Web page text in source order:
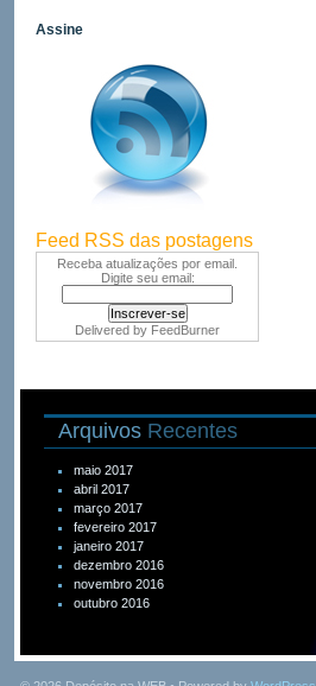
Assine
Feed RSS das postagens
Receba atualizações por email.
Digite seu email:
Delivered by FeedBurner
Arquivos Recentes
maio 2017
abril 2017
março 2017
fevereiro 2017
janeiro 2017
dezembro 2016
novembro 2016
outubro 2016